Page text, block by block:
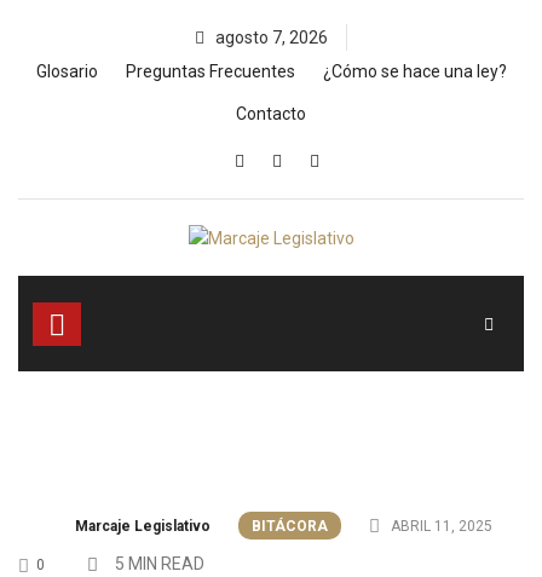
content
agosto 7, 2026
Glosario
Preguntas Frecuentes ¿Cómo se hace una ley?
Contacto
Marcaje Legislativo BITÁCORA ABRIL 11, 2025
0 5 MIN READ